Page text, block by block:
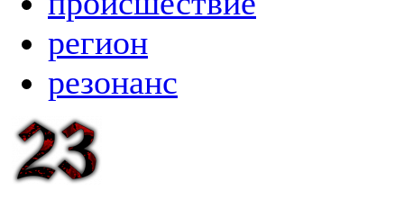
регион
резонанс